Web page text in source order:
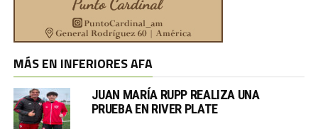
MÁS EN INFERIORES AFA
JUAN MARÍA RUPP REALIZA UNA
PRUEBA EN RIVER PLATE